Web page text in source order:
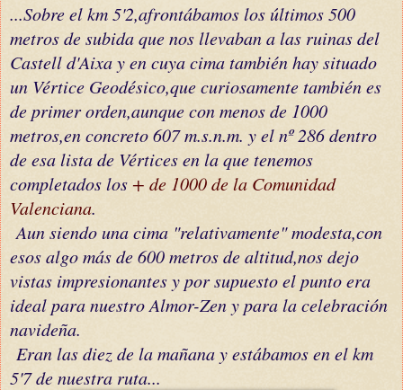
...Sobre el km 5'2,afrontábamos los últimos 500
metros de subida que nos llevaban a las ruinas del
Castell d'Aixa y en cuya cima también hay situado
un Vértice Geodésico,que curiosamente también es
de primer orden,aunque con menos de 1000
metros,en concreto 607 m.s.n.m. y el nº 286 dentro
de esa lista de Vértices en la que tenemos
completados los+ de 1000 de la Comunidad
Valenciana.
Aun siendo una cima "relativamente" modesta,con
esos algo más de 600 metros de altitud,nos dejo
vistas impresionantes y por supuesto el punto era
ideal para nuestro Almor-Zen y para la celebración
navideña.
Eran las diez de la mañana y estábamos en el km
5'7 de nuestra ruta...